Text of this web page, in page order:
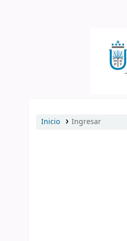
Inicio Ingresar